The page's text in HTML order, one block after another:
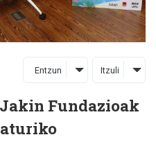
Entzun Itzuli
Fundazioak